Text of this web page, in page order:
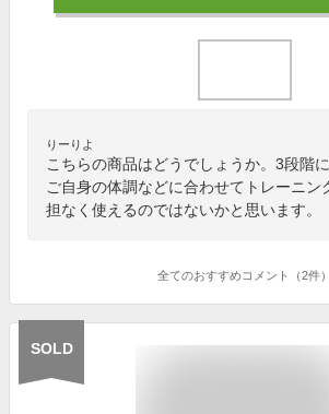
りーりよ
こちらの商品はどうでしょうか。3段階
ご自身の体調などに合わせてトレーニン
担なく使えるのではないかと思います。
全てのおすすめコメント（2件）
SOLD